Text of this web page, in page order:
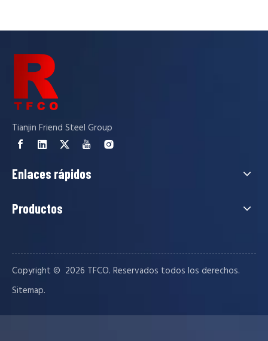
Tianjin Friend Steel Group
Enlaces rápidos
Productos
Copyright © ️ 2026 TFCO. Reservados todos los derechos.
Sitemap.